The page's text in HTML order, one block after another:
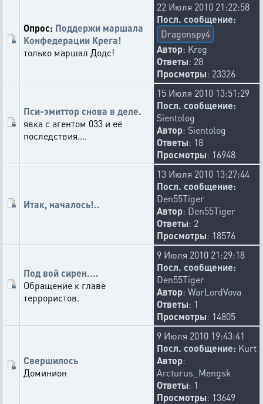
Опрос: Поддержи маршала
Конфедерации Крега!
только маршал Додс!
22 Июля 2010 21:22:58
Посл. сообщение:
Dragonspy4
Автор: Kreg
Ответы: 28
Просмотры: 23326
Пси-эмиттор снова в деле.
явка с агентом 033 и её
последствия....
15 Июля 2010 13:51:29
Посл. сообщение:
Sientolog
Автор: Sientolog
Ответы: 18
Просмотры: 16948
Итак, началось!..
13 Июля 2010 13:27:44
Посл. сообщение:
Den55Tiger
Автор: Den55Tiger
Ответы: 2
Просмотры: 18576
Под вой сирен....
Обращение к главе
террористов.
9 Июля 2010 21:29:18
Посл. сообщение:
Den55Tiger
Автор: WarLordVova
Ответы: 1
Просмотры: 14805
Свершилось
Доминион
9 Июля 2010 19:43:41
Посл. сообщение: Kurt
Автор:
Arcturus_Mengsk
Ответы: 1
Просмотры: 13649